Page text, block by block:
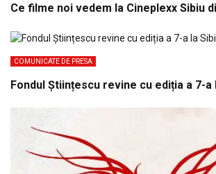
Ce filme noi vedem la Cineplexx Sibiu
COMUNICATE DE PRESA
Fondul Științescu revine cu ediția a 7-a